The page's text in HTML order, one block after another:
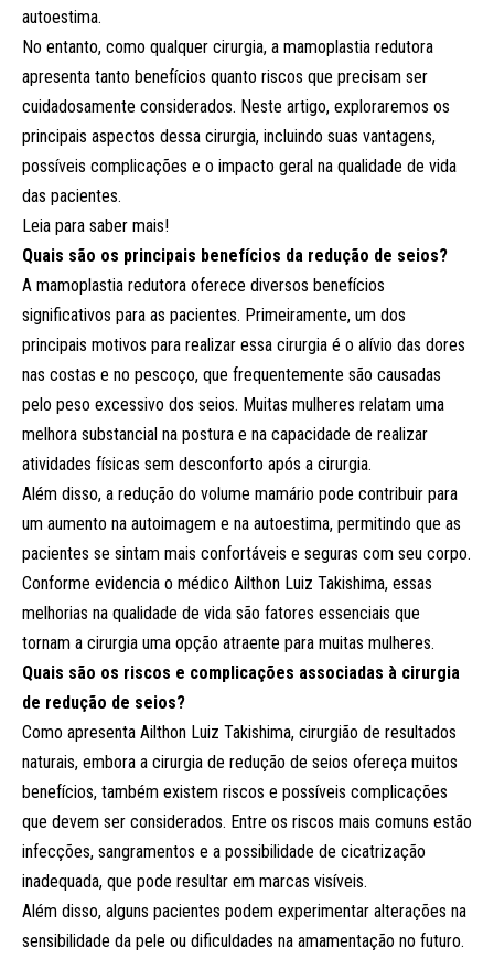
autoestima.
No entanto, como qualquer cirurgia, a mamoplastia redutora
apresenta tanto benefícios quanto riscos que precisam ser
cuidadosamente considerados. Neste artigo, exploraremos os
principais aspectos dessa cirurgia, incluindo suas vantagens,
possíveis complicações e o impacto geral na qualidade de vida
das pacientes.
Leia para saber mais!
Quais são os principais benefícios da redução de seios?
A mamoplastia redutora oferece diversos benefícios
significativos para as pacientes. Primeiramente, um dos
principais motivos para realizar essa cirurgia é o alívio das dores
nas costas e no pescoço, que frequentemente são causadas
pelo peso excessivo dos seios. Muitas mulheres relatam uma
melhora substancial na postura e na capacidade de realizar
atividades físicas sem desconforto após a cirurgia.
Além disso, a redução do volume mamário pode contribuir para
um aumento na autoimagem e na autoestima, permitindo que as
pacientes se sintam mais confortáveis e seguras com seu corpo.
Conforme evidencia o médico Ailthon Luiz Takishima, essas
melhorias na qualidade de vida são fatores essenciais que
tornam a cirurgia uma opção atraente para muitas mulheres.
Quais são os riscos e complicações associadas à cirurgia
de redução de seios?
Como apresenta Ailthon Luiz Takishima, cirurgião de resultados
naturais, embora a cirurgia de redução de seios ofereça muitos
benefícios, também existem riscos e possíveis complicações
que devem ser considerados. Entre os riscos mais comuns estão
infecções, sangramentos e a possibilidade de cicatrização
inadequada, que pode resultar em marcas visíveis.
Além disso, alguns pacientes podem experimentar alterações na
sensibilidade da pele ou dificuldades na amamentação no futuro.